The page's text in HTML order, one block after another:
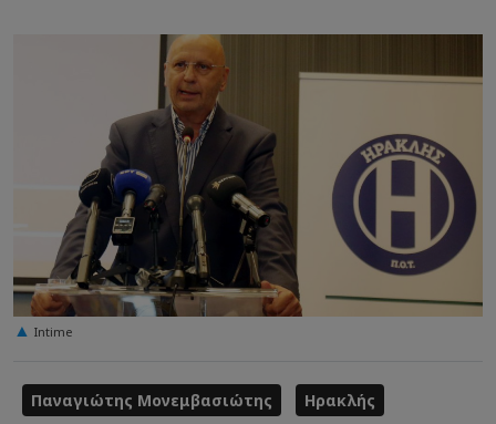
Intime
Παναγιώτης Μονεμβασιώτης
Ηρακλής